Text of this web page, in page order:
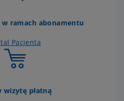
ramach abonamentu
Pacjenta
wizytę płatną